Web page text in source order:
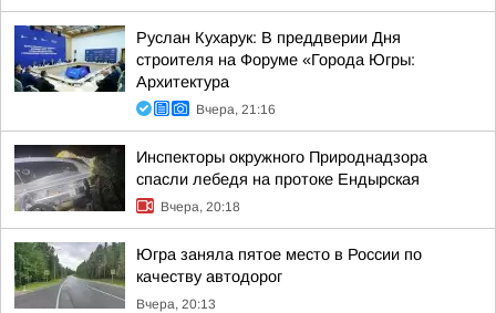
Руслан Кухарук: В преддверии Дня
строителя на Форуме «Города Югры:
Архитектура
Вчера, 21:16
Инспекторы окружного Природнадзора
спасли лебедя на протоке Ендырская
Вчера, 20:18
Югра заняла пятое место в России по
качеству автодорог
Вчера, 20:13